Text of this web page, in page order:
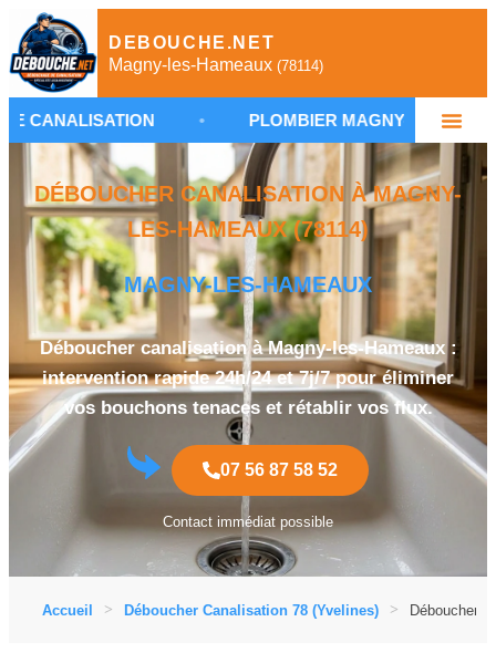
DEBOUCHE.NET
Magny-les-Hameaux (78114)
• PLOMBIER MAGNY-LES-HAMEAUX
DÉBOUCHER CANALISATION À MAGNY-
LES-HAMEAUX (78114)
MAGNY-LES-HAMEAUX
Déboucher canalisation à Magny-les-Hameaux :
intervention rapide 24h/24 et 7j/7 pour éliminer
vos bouchons tenaces et rétablir vos flux.
07 56 87 58 52
Contact immédiat possible
Accueil Déboucher Canalisation 78 (Yvelines) Déboucher